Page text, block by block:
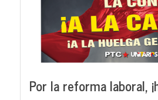
Por la reforma laboral,